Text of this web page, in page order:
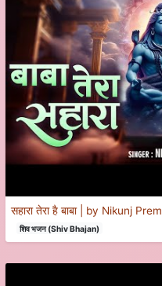
सहारा तेरा है बाबा | by Nikunj Prem
शिव भजन (Shiv Bhajan)